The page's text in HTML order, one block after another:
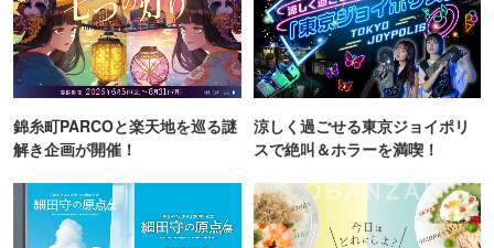
錦糸町PARCOと楽天地を巡る謎
解き企画が開催！
涼しく過ごせる東京ジョイポリ
スで絶叫＆ホラーを満喫！